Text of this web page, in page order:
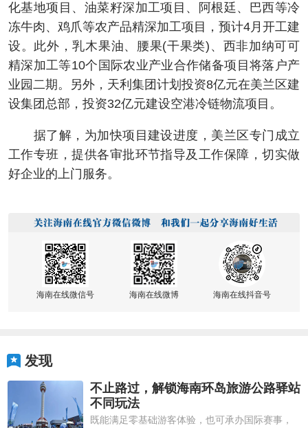
化基地项目、油菜籽深加工项目、阿根廷、巴西等冷
冻牛肉、鸡爪等农产品精深加工项目，预计4月开工建
设。此外，乳木果油、腰果(干果类)、西非加纳可可
精深加工等10个国际农业产业合作储备项目将落户产
业园二期。另外，天利集团计划投资8亿元在美兰区建
设集团总部，投资32亿元建设空港冷链物流项目。
据了解，为加快项目建设进度，美兰区专门成立
工作专班，提供各审批环节指导及工作保障，切实做
好企业的上门服务。
海南在线微信号 海南在线微博 海南在线抖音号
发现
不止路过，解锁海南环岛旅游公路驿站
不同玩法
既能满足零基础游客体验，也可承办国际赛事，